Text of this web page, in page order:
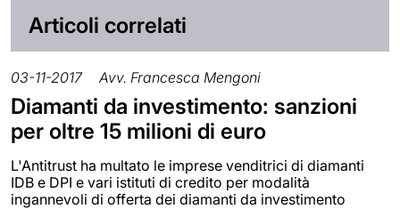
Articoli correlati
03-11-2017 Avv. Francesca Mengoni
Diamanti da investimento: sanzioni
per oltre 15 milioni di euro
L'Antitrust ha multato le imprese venditrici di diamanti
IDB e DPI e vari istituti di credito per modalità
ingannevoli di offerta dei diamanti da investimento